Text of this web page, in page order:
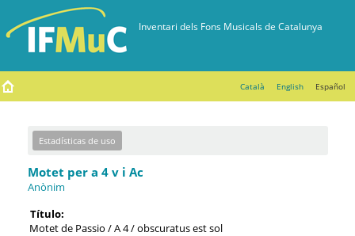
Català English Español
Estadísticas de uso
Motet per a 4 v i Ac
Anònim
Título:
Motet de Passio / A 4 / obscuratus est sol